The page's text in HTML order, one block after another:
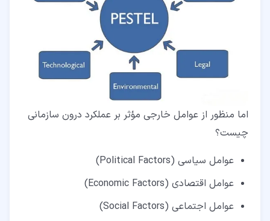
اما منظور از عوامل خارجی مؤثر بر عملکرد درون سازمانی
چیست؟
عوامل سیاسی (Political Factors)
عوامل اقتصادی (Economic Factors)
عوامل اجتماعی (Social Factors)